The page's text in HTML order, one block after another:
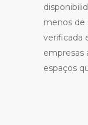
menos de
verificada
empresas
espaços